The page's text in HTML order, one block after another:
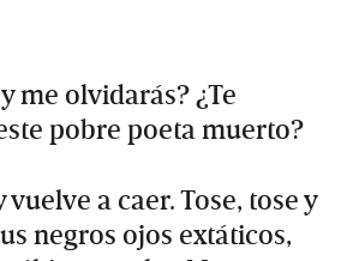
me olvidarás? ¿Te
pobre poeta muerto?
vuelve a caer. Tose, tose y
negros ojos extáticos,